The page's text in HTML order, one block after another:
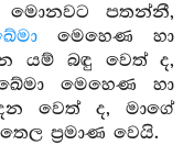
මොනවට පතන්නී,
මෙහෙණ හා
යම් බඳු වෙත් ද,
මෙහෙණ හා
වෙත් ද, මාගේ
ප්‍රමාණ වෙයි.